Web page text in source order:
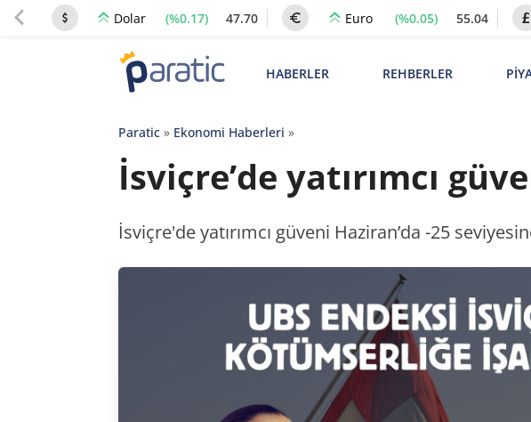
Dolar (%0.17) 47.70 Euro (%0.05) 55.04
HABERLER REHBERLER
Paratic» Ekonomi Haberleri »
İsviçre’de yatırımcı
İsviçre'de yatırımcı güveni Haziran’da -25